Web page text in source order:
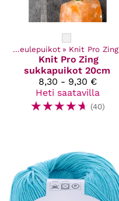
Neulepuikot ‪» Knit Pro Zing
Knit Pro Zing
sukkapuikot 20cm
8,30 - 9,30 €
Heti saatavilla
☆☆☆☆☆ (40)
Kaikki tuotteet ‪»